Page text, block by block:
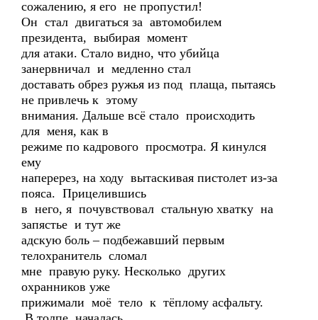
сожалению, я его не пропустил!
Он стал двигаться за автомобилем
президента, выбирая момент
для атаки. Стало видно, что убийца
занервничал и медленно стал
доставать обрез ружья из под плаща, пытаясь
не привлечь к этому
внимания. Дальше всё стало происходить
для меня, как в
режиме по кадрового просмотра. Я кинулся
ему
наперерез, на ходу вытаскивая пистолет из-за
пояса. Прицелившись
в него, я почувствовал стальную хватку на
запястье и тут же
адскую боль – подбежавший первым
телохранитель сломал
мне правую руку. Несколько других
охранников уже
прижимали моё тело к тёплому асфальту.